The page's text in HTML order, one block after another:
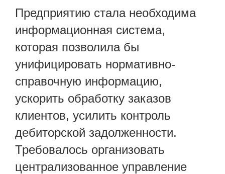
Предприятию стала необходима
информационная система,
которая позволила бы
унифицировать нормативно-
справочную информацию,
ускорить обработку заказов
клиентов, усилить контроль
дебиторской задолженности.
Требовалось организовать
централизованное управление